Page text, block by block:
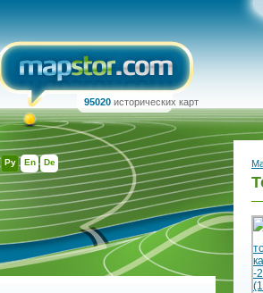
Ру En De
95020 исторических карт